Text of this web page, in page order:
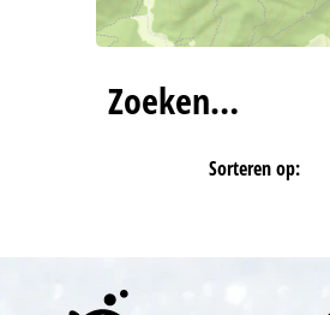
Zoeken…
Sorteren op: